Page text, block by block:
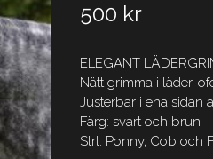
500 kr
ELEGANT
Nätt grimma i läder,
Justerbar i ena sidan
Färg: svart och brun
Strl: Ponny, Cob och